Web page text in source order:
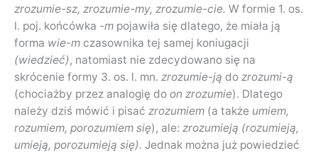
zrozumie-sz, zrozumie-my, zrozumie-cie. W formie 1. os.
l. poj. końcówka -m pojawiła się dlatego, że miała ją
forma wie-m czasownika tej samej koniugacji
(wiedzieć), natomiast nie zdecydowano się na
skrócenie formy 3. os. l. mn. zrozumie-ją do zrozumi-ą
(chociażby przez analogię do on zrozumie). Dlatego
należy dziś mówić i pisać zrozumiem (a także umiem,
rozumiem, porozumiem się), ale: zrozumieją (rozumieją,
umieją, porozumieją się). Jednak można już powiedzieć